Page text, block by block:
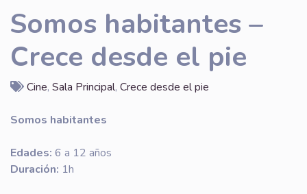
Somos habitantes –
Crece desde el pie
Cine, Sala Principal, Crece desde el pie
Somos habitantes
Edades: 6 a 12 años
Duración: 1h